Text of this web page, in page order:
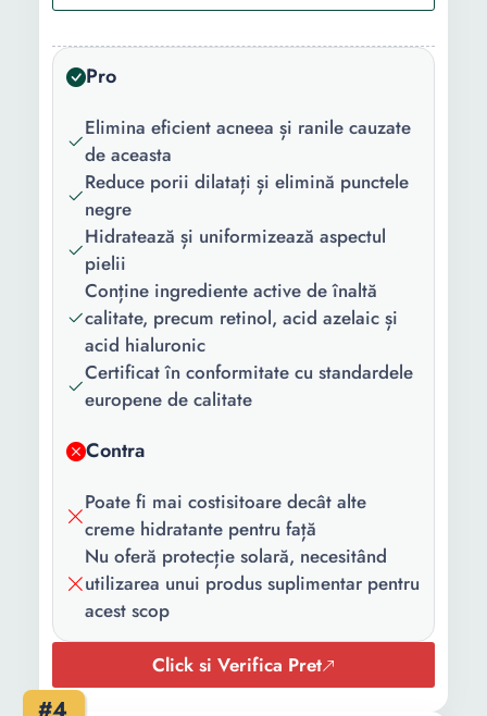
principal:
Vitamina E Acid Hialuronic
(Vitamina A)
Varsta:
18+ ani Toate varstele 30+
ani 20+ ani 50+ ani 45+
ani 55+ ani 15+ ani 60+
ani 65+ ani
Gama:
Profesional Anti Age Anti-
rid Anti-Wrinkle Acne
Hialuronic COLAGEN
Regenerare
Tipul de ten:
Uscat Gras Mixt Cu
imperfectiuni Sensibil
solara:
Fara
Pro
Elimina eficient acneea și ranile cauzate
de aceasta
Reduce porii dilatați și elimină punctele
negre
Hidratează și uniformizează aspectul
pielii
Conține ingrediente active de înaltă
calitate, precum retinol, acid azelaic și
acid hialuronic
Certificat în conformitate cu standardele
europene de calitate
Contra
Poate fi mai costisitoare decât alte
creme hidratante pentru față
Nu oferă protecție solară, necesitând
utilizarea unui produs suplimentar pentru
acest scop
Click si Verifica Pret